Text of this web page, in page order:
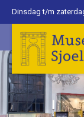
Dinsdag t/m